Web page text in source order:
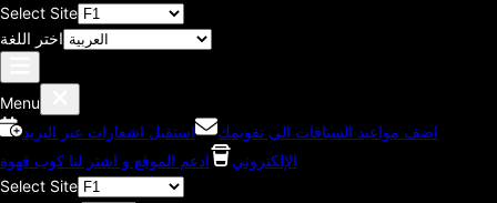
Select Site
اختر اللغة
Menu
اضف مواعيد السباقات الي تقويمك
استقبل اشعارات عبر البريد
الإلكتروني
ادعم الموقع و اشتر لنا كوب قهوة
Select Site